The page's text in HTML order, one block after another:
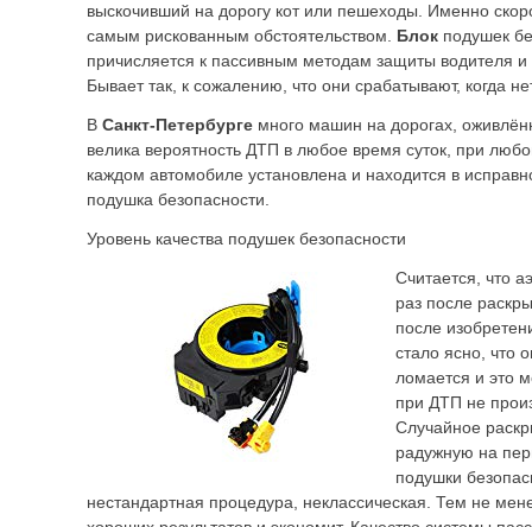
выскочивший на дорогу кот или пешеходы. Именно
самым рискованным обстоятельством. Блок подушек
причисляется к пассивным методам защиты водителя
Бывает так, к сожалению, что они срабатывают, когда
В Санкт-Петербурге много машин на дорогах,
велика вероятность ДТП в любое время суток, при
каждом автомобиле установлена и находится в
подушка безопасности.
Уровень качества подушек безопасности
Считается, что
раз после
после
стало ясно, что
ломается и это
при ДТП не
Случайное
радужную на
подушки
нестандартная процедура, неклассическая. Тем не